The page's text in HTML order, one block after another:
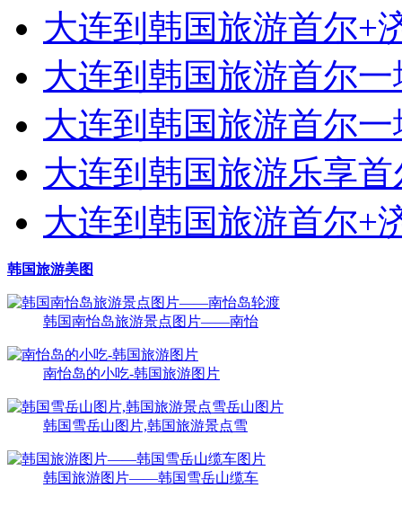
大连到韩国旅游首尔+
大连到韩国旅游首尔一
大连到韩国旅游首尔一
大连到韩国旅游乐享首
大连到韩国旅游首尔+
韩国旅游美图
韩国南怡岛旅游景点图片——南怡
南怡岛的小吃-韩国旅游图片
韩国雪岳山图片,韩国旅游景点雪
韩国旅游图片——韩国雪岳山缆车